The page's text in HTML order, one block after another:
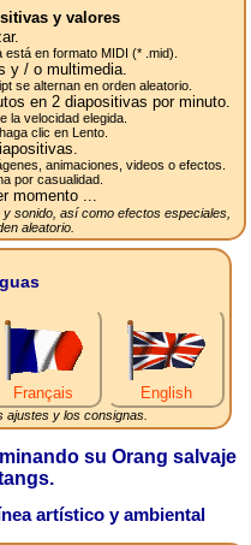
y valores
en formato MIDI (* .mid).
y / o multimedia.
se alternan en orden aleatorio.
en 2diapositivas por minuto.
la velocidad elegida.
clic en Lento.
animaciones, videos o efectos.
por casualidad.
momento ...
sonido, así como efectos especiales,
aleatorio.
Français English
ajustes y los consignas.
su Orang salvaje
artístico y ambiental